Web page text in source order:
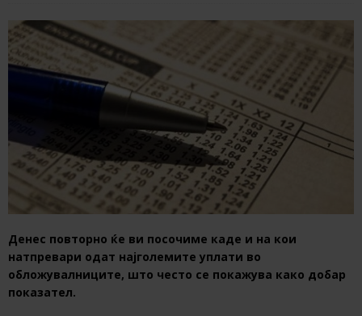
Денес повторно ќе ви посочиме каде и на кои
натпревари одат најголемите уплати во
обложувалниците, што често се покажува како добар
показател.